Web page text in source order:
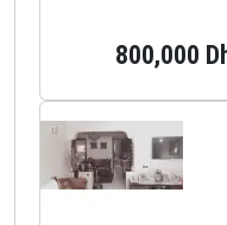
800,000